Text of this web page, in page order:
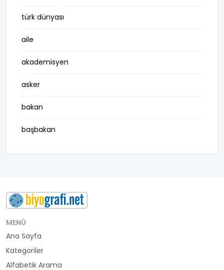
türk dünyası
aile
akademisyen
asker
bakan
başbakan
belediye başkanı
buluş
bürokrat
büyükelçi
cumhurbaşkanı
MENÜ
Ana Sayfa
Kategoriler
Alfabetik Arama